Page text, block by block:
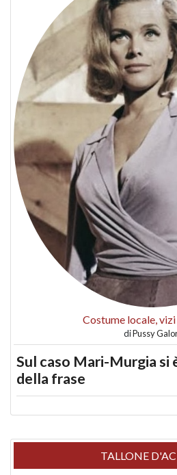
Costume locale,
diPussy
Sul caso Mari-Murgia si
della frase
TALLONE